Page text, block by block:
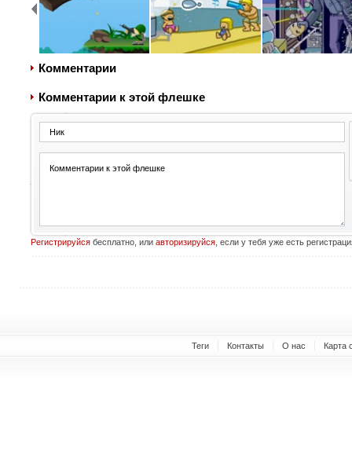
Комментарии
Комментарии к этой флешке
Регистрируйсябесплатно, или авторизируйся, если у тебя уже есть
Теги Контакты О нас Карта